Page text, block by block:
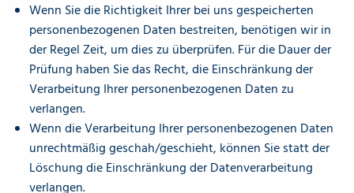
Wenn Sie die Richtigkeit Ihrer bei uns gespeicherten
personenbezogenen Daten bestreiten, benötigen wir in
der Regel Zeit, um dies zu überprüfen. Für die Dauer der
Prüfung haben Sie das Recht, die Einschränkung der
Verarbeitung Ihrer personenbezogenen Daten zu
verlangen.
Wenn die Verarbeitung Ihrer personenbezogenen Daten
unrechtmäßig geschah/geschieht, können Sie statt der
Löschung die Einschränkung der Datenverarbeitung
verlangen.